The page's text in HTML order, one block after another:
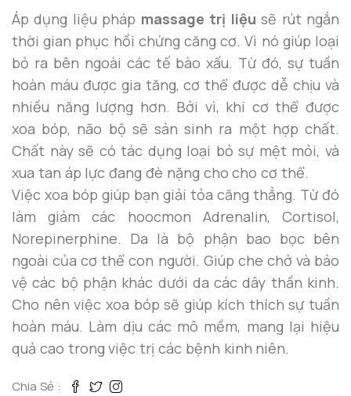
Áp dụng liệu pháp massage trị liệu sẽ rút ngắn
thời gian phục hồi chứng căng cơ. Vì nó giúp loại
bỏ ra bên ngoài các tế bào xấu. Từ đó, sự tuần
hoàn máu được gia tăng, cơ thể được dễ chịu và
nhiều năng lượng hơn. Bởi vì, khi cơ thể được
xoa bóp, não bộ sẽ sản sinh ra một hợp chất.
Chất này sẽ có tác dụng loại bỏ sự mệt mỏi, và
xua tan áp lực đang đè nặng cho cho cơ thể.
Việc xoa bóp giúp bạn giải tỏa căng thẳng. Từ đó
làm giảm các hoocmon Adrenalin, Cortisol,
Norepinerphine. Da là bộ phận bao bọc bên
ngoài của cơ thể con người. Giúp che chở và bảo
vệ các bộ phận khác dưới da các dây thần kinh.
Cho nên việc xoa bóp sẽ giúp kích thích sự tuần
hoàn máu. Làm dịu các mô mềm, mang lại hiệu
quả cao trong việc trị các bệnh kinh niên.
Chia Sẻ :